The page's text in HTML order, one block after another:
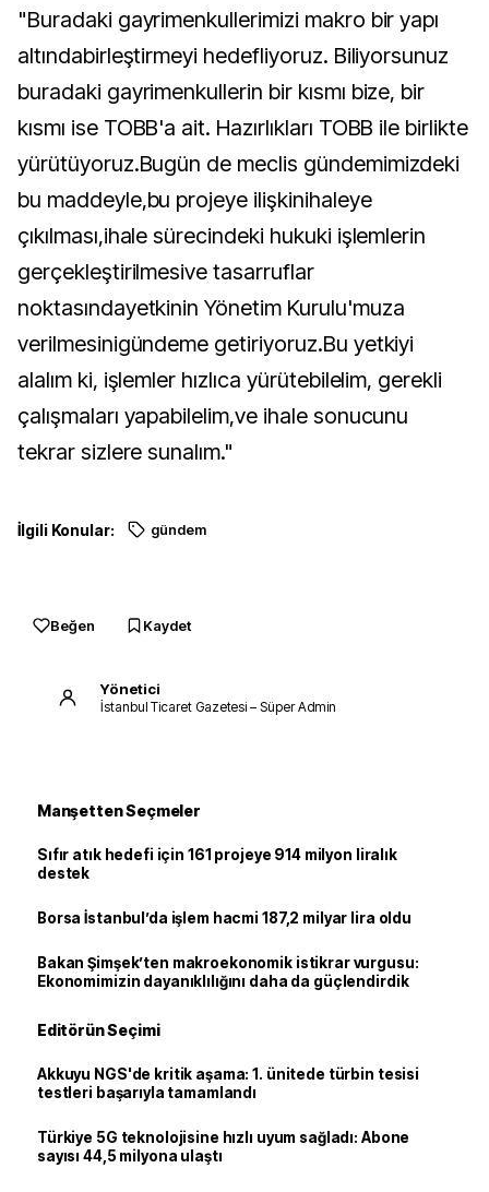
"Buradaki gayrimenkullerimizi makro bir yapı
altındabirleştirmeyi hedefliyoruz. Biliyorsunuz
buradaki gayrimenkullerin bir kısmı bize, bir
kısmı ise TOBB'a ait. Hazırlıkları TOBB ile birlikte
yürütüyoruz.Bugün de meclis gündemimizdeki
bu maddeyle,bu projeye ilişkinihaleye
çıkılması,ihale sürecindeki hukuki işlemlerin
gerçekleştirilmesive tasarruflar
noktasındayetkinin Yönetim Kurulu'muza
verilmesinigündeme getiriyoruz.Bu yetkiyi
alalım ki, işlemler hızlıca yürütebilelim, gerekli
çalışmaları yapabilelim,ve ihale sonucunu
tekrar sizlere sunalım."
İlgili Konular: gündem
Beğen Kaydet
Yönetici
İstanbul Ticaret Gazetesi – Süper Admin
Manşetten Seçmeler
Sıfır atık hedefi için 161 projeye 914 milyon liralık
destek
Borsa İstanbul’da işlem hacmi 187,2 milyar lira oldu
Bakan Şimşek’ten makroekonomik istikrar vurgusu:
Ekonomimizin dayanıklılığını daha da güçlendirdik
Editörün Seçimi
Akkuyu NGS'de kritik aşama: 1. ünitede türbin tesisi
testleri başarıyla tamamlandı
Türkiye 5G teknolojisine hızlı uyum sağladı: Abone
sayısı 44,5 milyona ulaştı